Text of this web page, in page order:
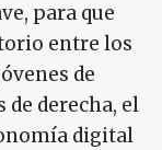
para que
entre los
de
de derecha, el
digital